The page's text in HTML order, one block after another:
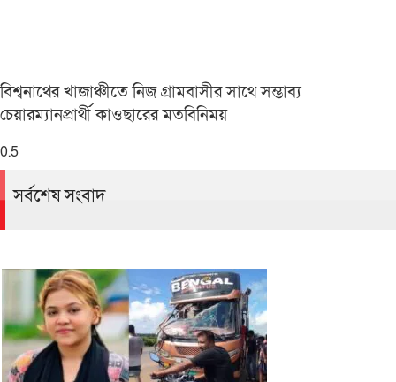
বিশ্বনাথের খাজাঞ্চীতে নিজ গ্রামবাসীর সাথে সম্ভাব্য
চেয়ারম্যানপ্রার্থী কাওছারের মতবিনিময়
সর্বশেষ সংবাদ